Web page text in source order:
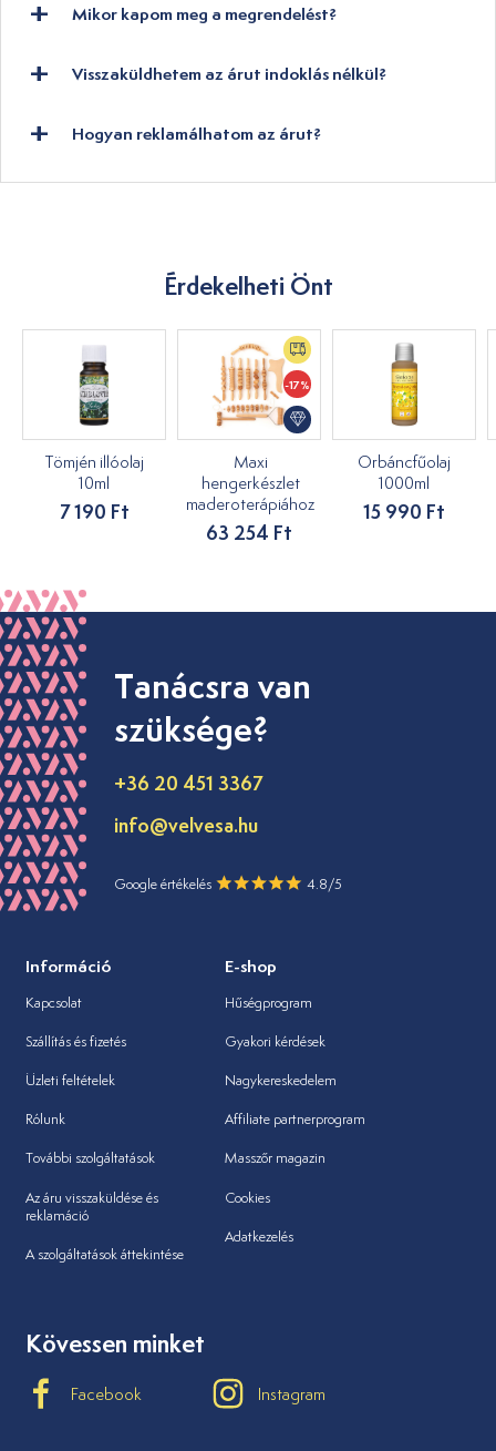
Mikor kapom meg a megrendelést?
Visszaküldhetem az árut indoklás nélkül?
Hogyan reklamálhatom az árut?
Érdekelheti Önt
Tömjén illóolaj
10ml
7 190 Ft
-17%
Maxi
hengerkészlet
maderoterápiához
63 254 Ft
Orbáncfűolaj
1000ml
15 990 Ft
Tanácsra van
szüksége?
+36 20 451 3367
info@velvesa.hu
Google értékelés 4.8/5
Információ
Kapcsolat
Szállítás és fizetés
Üzleti feltételek
Rólunk
További szolgáltatások
Az áru visszaküldése és
reklamáció
A szolgáltatások áttekintése
E-shop
Hűségprogram
Gyakori kérdések
Nagykereskedelem
Affiliate partnerprogram
Masszőr magazin
Cookies
Adatkezelés
Kövessen minket
Facebook Instagram